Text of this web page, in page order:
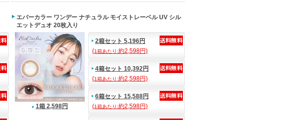
エバーカラー ワンデー ナチュラル モイストレーベル UV シル
エットデュオ 20枚入り
1箱 2,598円
2箱セット 5,196円
(1箱あたり:約2,598円)
4箱セット 10,392円
(1箱あたり:約2,598円)
6箱セット 15,588円
(1箱あたり:約2,598円)